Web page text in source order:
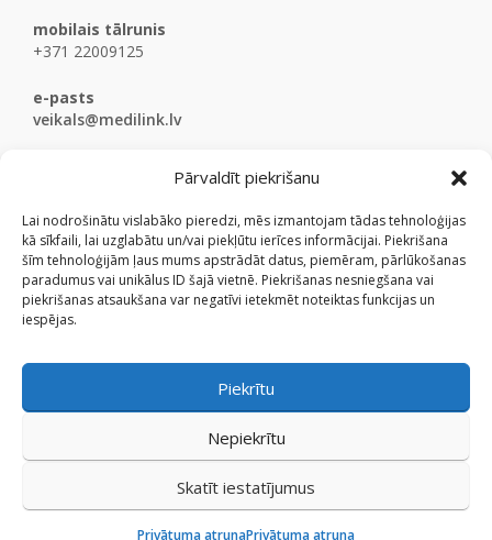
Pārvaldīt piekrišanu
Lai nodrošinātu vislabāko pieredzi, mēs izmantojam tādas tehnoloģijas
kā sīkfaili, lai uzglabātu un/vai piekļūtu ierīces informācijai. Piekrišana
šīm tehnoloģijām ļaus mums apstrādāt datus, piemēram, pārlūkošanas
paradumus vai unikālus ID šajā vietnē. Piekrišanas nesniegšana vai
piekrišanas atsaukšana var negatīvi ietekmēt noteiktas funkcijas un
iespējas.
Piekrītu
Nepiekrītu
Skatīt iestatījumus
Privātuma atrunaPrivātuma atruna
mobilais tālrunis
+371 22009125
e-pasts
veikals@medilink.lv
© Medicinaspreces.lv 2009 - 2026.